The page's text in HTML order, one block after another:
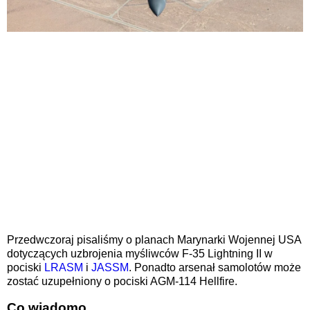
Przedwczoraj pisaliśmy o planach Marynarki Wojennej USA
dotyczących uzbrojenia myśliwców F-35 Lightning II w
pociski LRASM i JASSM. Ponadto arsenał samolotów może
zostać uzupełniony o pociski AGM-114 Hellfire.